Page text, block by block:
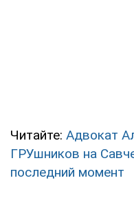
Читайте: Адвокат
ГРУшников на
последний момент